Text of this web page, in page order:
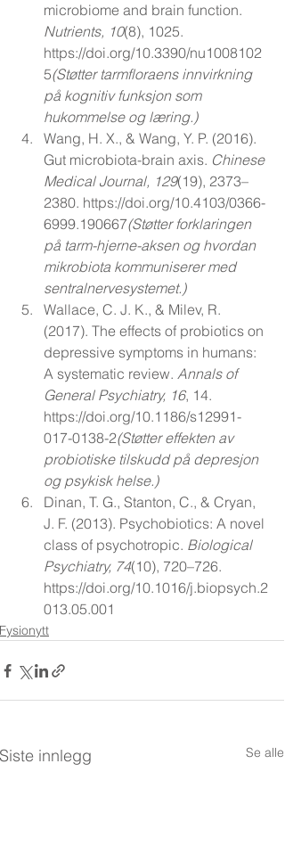
microbiome and brain function.
Nutrients, 10(8), 1025.
https://doi.org/10.3390/nu1008102
5(Støtter tarmfloraens innvirkning
på kognitiv funksjon som
hukommelse og læring.)
Wang, H. X., & Wang, Y. P. (2016).
Gut microbiota-brain axis. Chinese
Medical Journal, 129(19), 2373–
2380. https://doi.org/10.4103/0366-
6999.190667(Støtter forklaringen
på tarm-hjerne-aksen og hvordan
mikrobiota kommuniserer med
sentralnervesystemet.)
Wallace, C. J. K., & Milev, R.
(2017). The effects of probiotics on
depressive symptoms in humans:
A systematic review. Annals of
General Psychiatry, 16, 14.
https://doi.org/10.1186/s12991-
017-0138-2(Støtter effekten av
probiotiske tilskudd på depresjon
og psykisk helse.)
Dinan, T. G., Stanton, C., & Cryan,
J. F. (2013). Psychobiotics: A novel
class of psychotropic. Biological
Psychiatry, 74(10), 720–726.
https://doi.org/10.1016/j.biopsych.2
013.05.001
Fysionytt
Siste innlegg Se alle